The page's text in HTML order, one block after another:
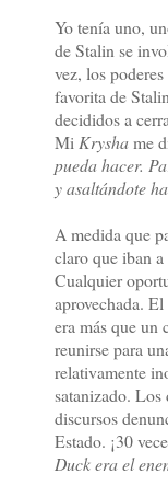
Yo tenía uno,
de Stalin se
vez, los
favorita de
decididos a
Mi Kryshame
pueda hacer.
y asaltándote
A medida que
claro que iban
Cualquier
aprovechada.
era más que un
reunirse para
relativamente
satanizado.
discursos
Estado. ¡30
Duck era el